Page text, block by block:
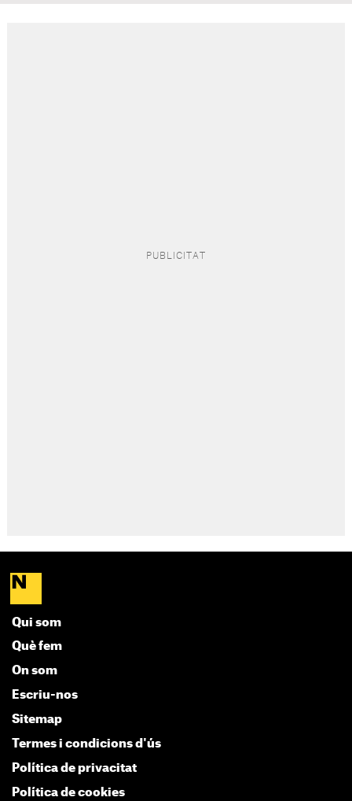
Qui som
Què fem
On som
Escriu-nos
Sitemap
Termes i condicions d'ús
Política de privacitat
Política de cookies